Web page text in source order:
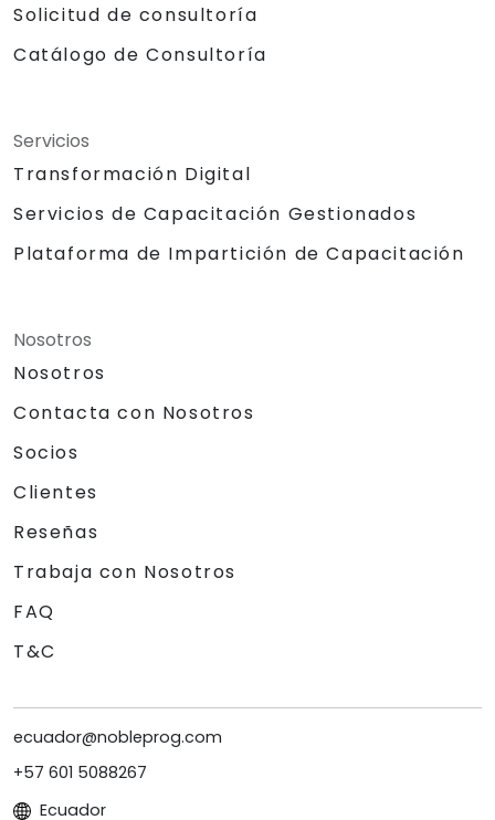
Solicitud de consultoría
Catálogo de Consultoría
Servicios
Transformación Digital
Servicios de Capacitación Gestionados
Plataforma de Impartición de Capacitación
Nosotros
Nosotros
Contacta con Nosotros
Socios
Clientes
Reseñas
Trabaja con Nosotros
FAQ
T&C
ecuador@nobleprog.com
+57 601 5088267
Ecuador